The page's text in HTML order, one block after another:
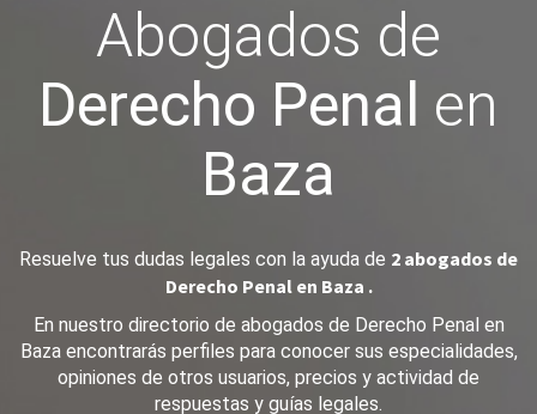
Abogados de
Derecho Penal en
Baza
Resuelve tus dudas legales con la ayuda de 2 abogados de
Derecho Penal en Baza .
En nuestro directorio de abogados de Derecho Penal en
Baza encontrarás perfiles para conocer sus especialidades,
opiniones de otros usuarios, precios y actividad de
respuestas y guías legales.